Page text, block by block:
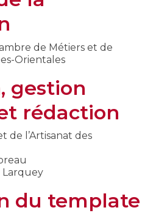
de Métiers et de
Orientales
gestion
rédaction
de l’Artisanat des
Larquey
du template